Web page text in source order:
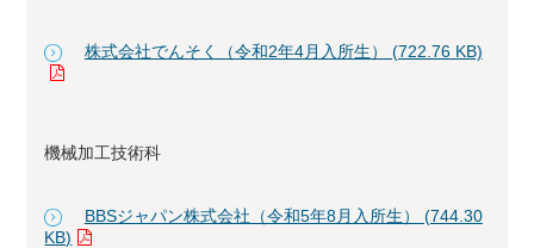
株式会社でんそく（令和2年4月入所生） (722.76 KB)
機械加工技術科
BBSジャパン株式会社（令和5年8月入所生） (744.30
KB)